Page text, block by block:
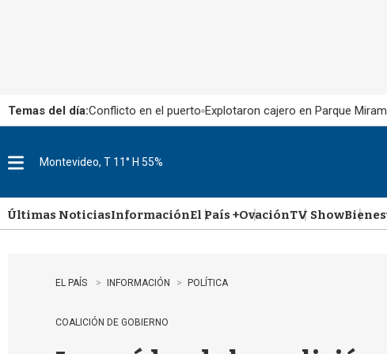
Temas del día:Conflicto en el puerto Explotaron cajero en Parque
u
Montevideo, T 11° H 55%
Últimas NoticiasInformaciónEl País +OvaciónTV Show
EL PAÍS INFORMACIÓN POLÍTICA
COALICIÓN DE GOBIERNO